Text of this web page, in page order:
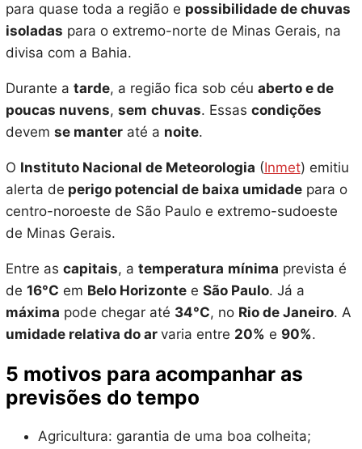
para quase toda a região e possibilidade de chuvas
isoladas para o extremo-norte de Minas Gerais, na
divisa com a Bahia.
Durante a tarde, a região fica sob céu aberto e de
poucas nuvens, sem chuvas. Essas condições
devem se manteraté a noite.
O Instituto Nacional de Meteorologia (Inmet) emitiu
alerta de perigo potencial de baixa umidadepara o
centro-noroeste de São Paulo e extremo-sudoeste
de Minas Gerais.
Entre as capitais, a temperatura mínima prevista é
de 16°C em Belo Horizontee São Paulo. Já a
máxima pode chegar até 34°C, no Rio de Janeiro. A
umidade relativa do ar varia entre 20% e 90%.
5 motivos para acompanhar as
previsões do tempo
Agricultura: garantia de uma boa colheita;